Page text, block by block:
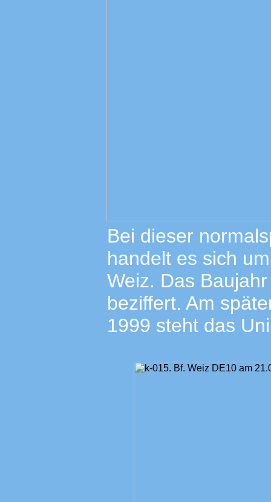
Bei dieser
handelt es sich
Weiz. Das
beziffert. Am
1999 steht das